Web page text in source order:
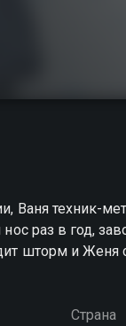
Михаил Сомов
продукты и потом они
наедине с непогодой и
Страна